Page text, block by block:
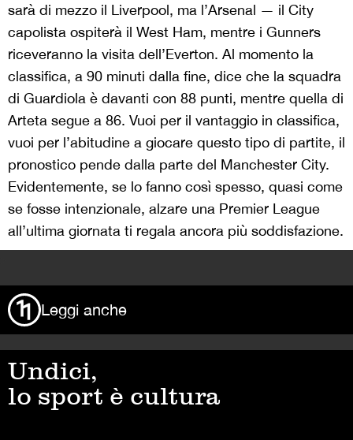
sarà di mezzo il Liverpool, ma l’Arsenal — il City
capolista ospiterà il West Ham, mentre i Gunners
riceveranno la visita dell’Everton. Al momento la
classifica, a 90 minuti dalla fine, dice che la squadra
di Guardiola è davanti con 88 punti, mentre quella di
Arteta segue a 86. Vuoi per il vantaggio in classifica,
vuoi per l’abitudine a giocare questo tipo di partite, il
pronostico pende dalla parte del Manchester City.
Evidentemente, se lo fanno così spesso, quasi come
se fosse intenzionale, alzare una Premier League
all’ultima giornata ti regala ancora più soddisfazione.
Leggi anche
Undici,
lo sport è cultura